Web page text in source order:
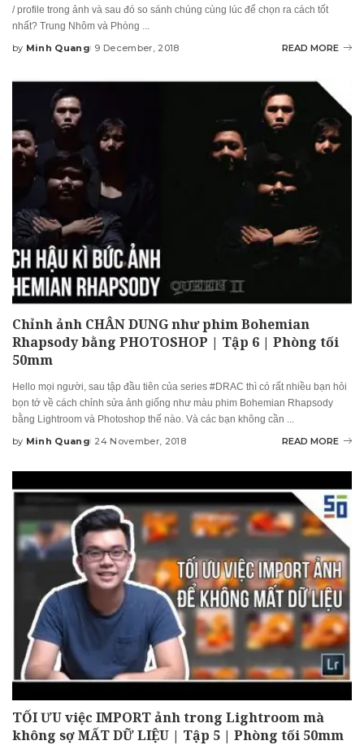
/ profile trong ảnh và sau đó so sánh chúng cùng lúc để chọn ra cách tốt
nhất? Trung Nhôm và Phòng
Posted
by Minh Quang 9 December, 2018 READ MORE
Chỉnh ảnh CHÂN DUNG như phim Bohemian
Rhapsody bằng PHOTOSHOP | Tập 6 | Phòng tối
50mm
Hello mọi người, sau tập đầu tiên của series #DRAC thì có rất nhiều bạn hỏi
bọn tớ về cách chỉnh sửa ảnh giống như màu phim Bohemian Rhapsody
bằng Lightroom và Photoshop thế nào. Và các bạn không cần ...
Posted
by Minh Quang 24 November, 2018 READ MORE
TỐI ƯU việc IMPORT ảnh trong Lightroom mà
không sợ MẤT DỮ LIỆU | Tập 5 | Phòng tối 50mm